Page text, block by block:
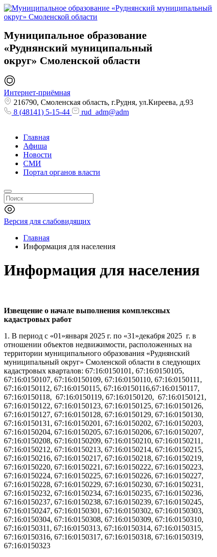
Муниципальное образование
«Руднянский муниципальный
округ» Смоленской области
Интернет-приёмная
216790, Смоленская область, г.Рудня, ул.Киреева, д.93
8 (48141) 5-15-44
rud_adm@adm
Главная
Афиша
Новости
СМИ
Портал органов власти
Версия для слабовидящих
Главная
Информация для населения
Информация для населения
Извещение о начале выполнения комплексных
кадастровых работ
1. В период с «01»января 2025 г. по «31»декабря 2025 г. в
отношении объектов недвижимости, расположенных на
территории муниципального образования «Руднянский
муниципальный округ» Смоленской области в следующих
кадастровых кварталов: 67:16:0150101, 67:16:0150105,
67:16:0150107, 67:16:0150109, 67:16:0150110, 67:16:0150111,
67:16:0150112, 67:16:0150115, 67:16:0150116,67:16:0150117,
67:16:0150118, 67:16:0150119, 67:16:0150120, 67:16:0150121,
67:16:0150122, 67:16:0150123, 67:16:0150125, 67:16:0150126,
67:16:0150127, 67:16:0150128, 67:16:0150129, 67:16:0150130,
67:16:0150131, 67:16:0150201, 67:16:0150202, 67:16:0150203,
67:16:0150204, 67:16:0150205, 67:16:0150206, 67:16:0150207,
67:16:0150208, 67:16:0150209, 67:16:0150210, 67:16:0150211,
67:16:0150212, 67:16:0150213, 67:16:0150214, 67:16:0150215,
67:16:0150216, 67:16:0150217, 67:16:0150218, 67:16:0150219,
67:16:0150220, 67:16:0150221, 67:16:0150222, 67:16:0150223,
67:16:0150224, 67:16:0150225, 67:16:0150226, 67:16:0150227,
67:16:0150228, 67:16:0150229, 67:16:0150230, 67:16:0150231,
67:16:0150232, 67:16:0150234, 67:16:0150235, 67:16:0150236,
67:16:0150237, 67:16:0150238, 67:16:0150239, 67:16:0150245,
67:16:0150247, 67:16:0150301, 67:16:0150302, 67:16:0150303,
67:16:0150304, 67:16:0150308, 67:16:0150309, 67:16:0150310,
67:16:0150311, 67:16:0150313, 67:16:0150314, 67:16:0150315,
67:16:0150316, 67:16:0150317, 67:16:0150318, 67:16:0150319,
67:16:0150323